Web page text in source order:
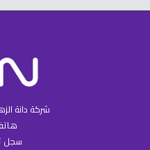
شركة دانة
هاتف:
سجل